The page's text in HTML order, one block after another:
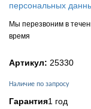
персональных
Мы перезвоним в
время
Артикул: 25330
Наличие по запросу
Гарантия1 год